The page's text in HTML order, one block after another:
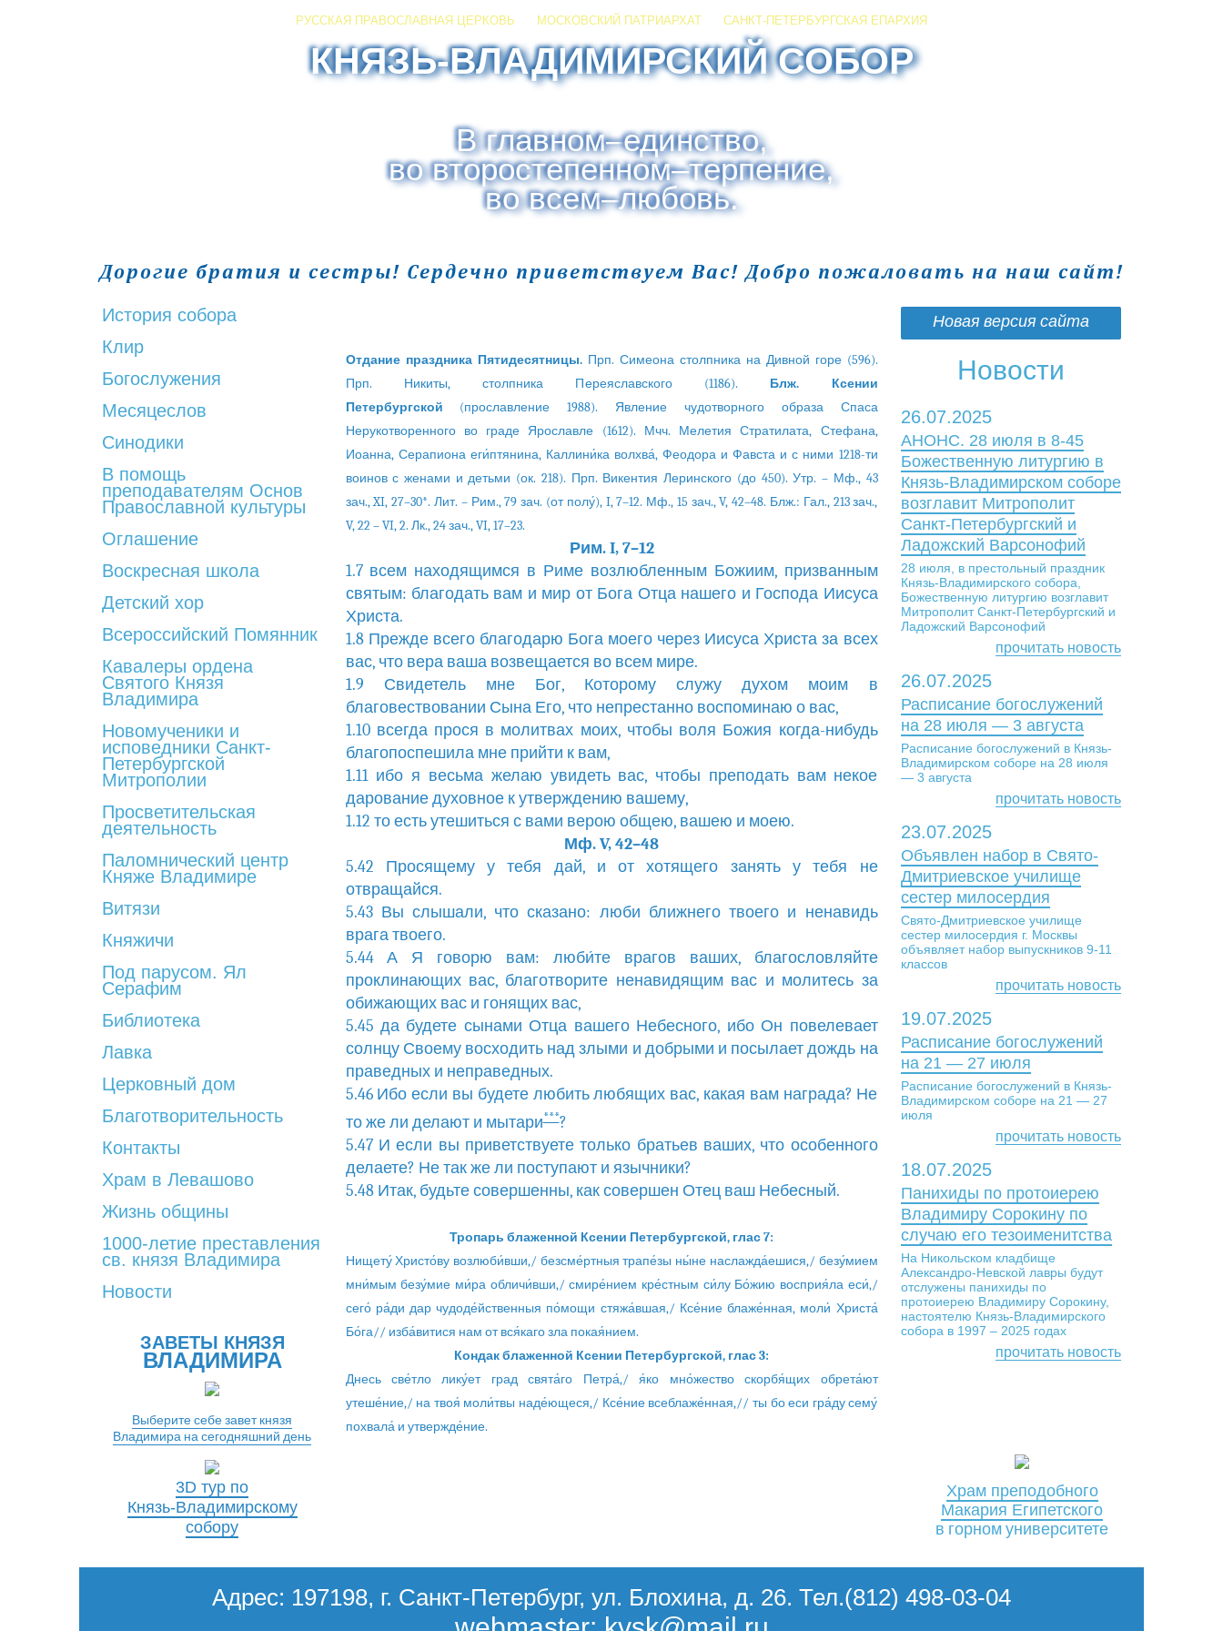
РУССКАЯ ПРАВОСЛАВНАЯ ЦЕРКОВЬ МОСКОВСКИЙ ПАТРИАРХАТ САНКТ-ПЕТЕРБУРГСКАЯ ЕПАРХИЯ
КНЯЗЬ-ВЛАДИМИРСКИЙ СОБОР
В главном–единство,
во второстепенном–терпение,
во всем–любовь.
Дорогие братия и сестры! Сердечно приветствуем Вас! Добро пожаловать на наш сайт!
История собора
Клир
Богослужения
Месяцеслов
Синодики
В помощь
преподавателям Основ
Православной культуры
Оглашение
Воскресная школа
Детский хор
Всероссийский Помянник
Кавалеры ордена
Святого Князя
Владимира
Новомученики и
исповедники Санкт-
Петербургской
Митрополии
Просветительская
деятельность
Паломнический центр
Княже Владимире
Витязи
Княжичи
Под парусом. Ял
Серафим
Библиотека
Лавка
Церковный дом
Благотворительность
Контакты
Храм в Левашово
Жизнь общины
1000-летие преставления
св. князя Владимира
Новости
ЗАВЕТЫ КНЯЗЯ
ВЛАДИМИРА
Выберите себе завет князя
Владимира на сегодняшний день
3D тур по
Князь-Владимирскому
собору
Отдание праздника Пятидесятницы.Прп. Симеона столпника на Дивной горе (596).
Прп. Никиты, столпника Переяславского (1186). Блж. Ксении
Петербургской (прославление 1988). Явление чудотворного образа Спаса
Нерукотворенного во граде Ярославле (1612). Мчч. Мелетия Стратилата, Стефана,
Иоанна, Серапиона еги́птянина, Каллини́ка волхва́, Феодора и Фавста и с ними 1218-ти
воинов с женами и детьми (ок. 218). Прп. Викентия Леринского (до 450). Утр. – Мф., 43
зач., XI, 27–30*. Лит. – Рим., 79 зач. (от полу́), I, 7–12. Мф., 15 зач., V, 42–48. Блж.: Гал., 213 зач.,
V, 22 – VI, 2. Лк., 24 зач., VI, 17–23.
Рим. I, 7–12
1.7 всем находящимся в Риме возлюбленным Божиим, призванным
святым: благодать вам и мир от Бога Отца нашего и Господа Иисуса
Христа.
1.8 Прежде всего благодарю Бога моего через Иисуса Христа за всех
вас, что вера ваша возвещается во всем мире.
1.9 Свидетель мне Бог, Которому служу духом моим в
благовествовании Сына Его, что непрестанно воспоминаю о вас,
1.10 всегда прося в молитвах моих, чтобы воля Божия когда-нибудь
благопоспешила мне прийти к вам,
1.11 ибо я весьма желаю увидеть вас, чтобы преподать вам некое
дарование духовное к утверждению вашему,
1.12 то есть утешиться с вами верою общею, вашею и моею.
Мф. V, 42–48
5.42 Просящему у тебя дай, и от хотящего занять у тебя не
отвращайся.
5.43 Вы слышали, что сказано: люби ближнего твоего и ненавидь
врага твоего.
5.44 А Я говорю вам: люби́те врагов ваших, благословляйте
проклинающих вас, благотворите ненавидящим вас и молитесь за
обижающих вас и гонящих вас,
5.45 да будете сынами Отца вашего Небесного, ибо Он повелевает
солнцу Своему восходить над злыми и добрыми и посылает дождь на
праведных и неправедных.
5.46 Ибо если вы будете любить любящих вас, какая вам награда? Не
то же ли делают и мытари***?
5.47 И если вы приветствуете только братьев ваших, что особенного
делаете? Не так же ли поступают и язычники?
5.48 Итак, будьте совершенны, как совершен Отец ваш Небесный.
Тропарь блаженной Ксении Петербургской, глас 7:
Нищету́ Христо́ву возлюби́вши,/ безсме́ртныя трапе́зы ны́не наслажда́ешися,/ безу́мием
мни́мым безу́мие ми́ра обличи́вши,/ смире́нием кре́стным си́лу Бо́жию восприя́ла еси́,/
сего́ ра́ди дар чудоде́йственныя по́мощи стяжа́вшая,/ Ксе́ние блаже́нная, моли́ Христа́
Бо́га// изба́витися нам от вся́каго зла покая́нием.
Кондак блаженной Ксении Петербургской, глас 3:
Днесь све́тло лику́ет град свята́го Петра́,/ я́ко мно́жество скорбя́щих обрета́ют
утеше́ние,/ на твоя́ моли́твы наде́ющеся,/ Ксе́ние всеблаже́нная,// ты бо еси гра́ду сему́
похвала́ и утвержде́ние.
Новая версия сайта
Новости
26.07.2025
АНОНС. 28 июля в 8-45
Божественную литургию в
Князь-Владимирском соборе
возглавит Митрополит
Санкт-Петербургский и
Ладожский Варсонофий
28 июля, в престольный праздник
Князь-Владимирского собора,
Божественную литургию возглавит
Митрополит Санкт-Петербургский и
Ладожский Варсонофий
прочитать новость
26.07.2025
Расписание богослужений
на 28 июля — 3 августа
Расписание богослужений в Князь-
Владимирском соборе на 28 июля
— 3 августа
прочитать новость
23.07.2025
Объявлен набор в Свято-
Дмитриевское училище
сестер милосердия
Свято-Дмитриевское училище
сестер милосердия г. Москвы
объявляет набор выпускников 9-11
классов
прочитать новость
19.07.2025
Расписание богослужений
на 21 — 27 июля
Расписание богослужений в Князь-
Владимирском соборе на 21 — 27
июля
прочитать новость
18.07.2025
Панихиды по протоиерею
Владимиру Сорокину по
случаю его тезоименитства
На Никольском кладбище
Александро-Невской лавры будут
отслужены панихиды по
протоиерею Владимиру Сорокину,
настоятелю Князь-Владимирского
собора в 1997 – 2025 годах
прочитать новость
Храм преподобного
Макария Египетского
в горном университете
Адрес: 197198, г. Санкт-Петербург, ул. Блохина, д. 26. Тел.(812) 498-03-04